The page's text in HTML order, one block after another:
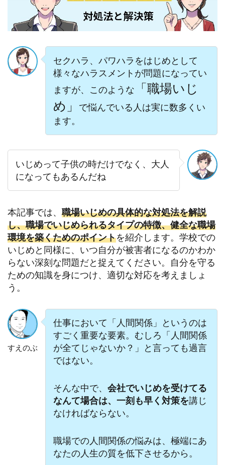
セクハラ、パワハラをはじめとして
様々なハラスメントが問題になってい
ますが、このような
「職場いじ
め」
で悩んでいる人は実に数多くい
ます。
いじめって子供の時だけでなく、大人
になってもあるんだね
本記事では、 職場いじめの具体的な対処法を解説
し、職場でいじめられるタイプの特徴、健全な職場
環境を築くためのポイントを紹介します。学校での
いじめと同様に、いつ自分が被害者になるのかわか
らない深刻な問題だと捉えてください。自分を守る
ための知識を身につけ、適切な対応を考えましょ
う。
すえのぶ
仕事において「人間関係」というのは
すごく重要な要素。‬むしろ「人間関係
が全てじゃないか？」と言っても過言
ではない。
そんな中で、 会社でいじめを受けてる
なんて場合は、一刻も早く対策を講じ
なければならない。
職場での人間関係の悩みは、極端にあ
なたの人生の質を低下させるから。